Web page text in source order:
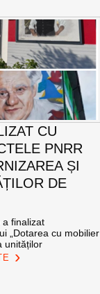
CU
PNRR
ȘI
DE
a finalizat
„Dotarea cu mobilier
unităților